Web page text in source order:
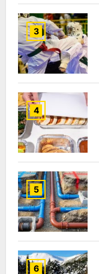
3
4
5
6